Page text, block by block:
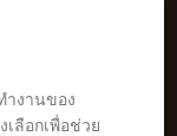
ำงานของ
ลือกเพื่อช่วย